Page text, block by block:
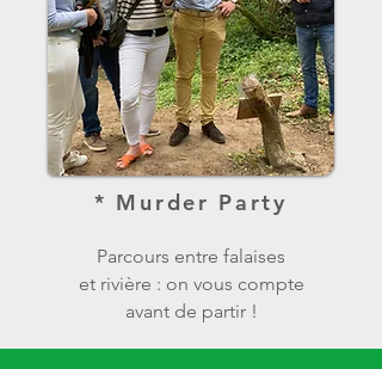
* Murder Party
Parcours entre falaises
et rivière : on vous compte
avant de partir !